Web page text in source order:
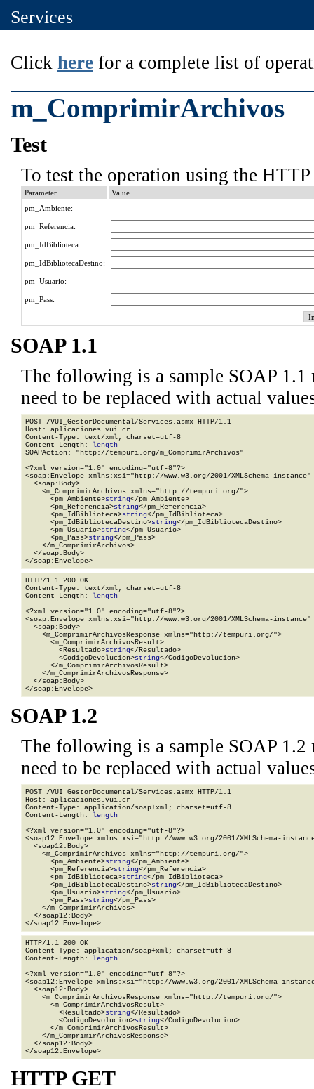
Services
Click here for a complete list of
m_ComprimirArchivos
Test
To test the operation using the
Parameter
Value
pm_Ambiente:
pm_Referencia:
pm_IdBiblioteca:
pm_IdBibliotecaDestino:
pm_Usuario:
pm_Pass:
SOAP 1.1
The following is a sample SOAP 1.1
need to be replaced with actual
POST /VUI_GestorDocumental/Services.asmx HTTP/1.1
Host: aplicaciones.vui.cr
Content-Type: text/xml; charset=utf-8
Content-Length: length
SOAPAction: "http://tempuri.org/m_ComprimirArchivos"
<?xml version="1.0" encoding="utf-8"?>
<soap:Envelope xmlns:xsi="http://www.w3.org/2001/XMLSchema-
  <soap:Body>
    <m_ComprimirArchivos xmlns="http://tempuri.org/">
      <pm_Ambiente>
string</pm_Ambiente>
      <pm_Referencia>
string</pm_Referencia>
      <pm_IdBiblioteca>
string</pm_IdBiblioteca>
      <pm_IdBibliotecaDestino>
string</pm_IdBibliotecaDestino>
      <pm_Usuario>
string</pm_Usuario>
      <pm_Pass>
string</pm_Pass>
    </m_ComprimirArchivos>
  </soap:Body>
</soap:Envelope>
HTTP/1.1 200 OK
Content-Type: text/xml; charset=utf-8
Content-Length: length
<?xml version="1.0" encoding="utf-8"?>
<soap:Envelope xmlns:xsi="http://www.w3.org/2001/XMLSchema-
  <soap:Body>
    <m_ComprimirArchivosResponse xmlns="http://tempuri.org/">
      <m_ComprimirArchivosResult>
        <Resultado>
string</Resultado>
        <CodigoDevolucion>
string</CodigoDevolucion>
      </m_ComprimirArchivosResult>
    </m_ComprimirArchivosResponse>
  </soap:Body>
</soap:Envelope>
SOAP 1.2
The following is a sample SOAP 1.2
need to be replaced with actual
POST /VUI_GestorDocumental/Services.asmx HTTP/1.1
Host: aplicaciones.vui.cr
Content-Type: application/soap+xml; charset=utf-8
Content-Length: length
<?xml version="1.0" encoding="utf-8"?>
<soap12:Envelope xmlns:xsi="http://www.w3.org/2001/XMLSchema-
  <soap12:Body>
    <m_ComprimirArchivos xmlns="http://tempuri.org/">
      <pm_Ambiente>
string</pm_Ambiente>
      <pm_Referencia>
string</pm_Referencia>
      <pm_IdBiblioteca>
string</pm_IdBiblioteca>
      <pm_IdBibliotecaDestino>
string</pm_IdBibliotecaDestino>
      <pm_Usuario>
string</pm_Usuario>
      <pm_Pass>
string</pm_Pass>
    </m_ComprimirArchivos>
  </soap12:Body>
</soap12:Envelope>
HTTP/1.1 200 OK
Content-Type: application/soap+xml; charset=utf-8
Content-Length: length
<?xml version="1.0" encoding="utf-8"?>
<soap12:Envelope xmlns:xsi="http://www.w3.org/2001/XMLSchema-
  <soap12:Body>
    <m_ComprimirArchivosResponse xmlns="http://tempuri.org/">
      <m_ComprimirArchivosResult>
        <Resultado>
string</Resultado>
        <CodigoDevolucion>
string</CodigoDevolucion>
      </m_ComprimirArchivosResult>
    </m_ComprimirArchivosResponse>
  </soap12:Body>
</soap12:Envelope>
HTTP GET